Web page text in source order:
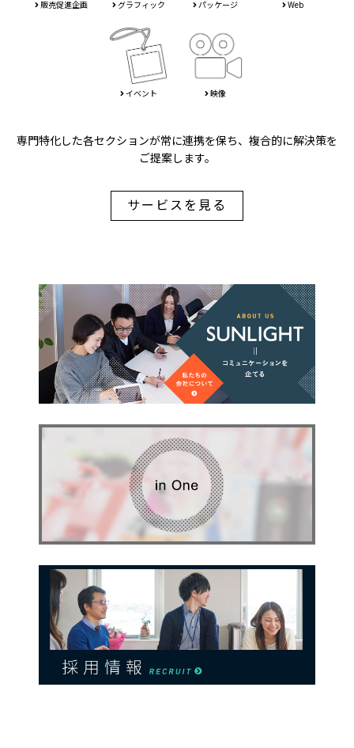
販売促進企画 グラフィック パッケージ Web
イベント 映像
専門特化した各セクションが常に連携を保ち、複合的に解決策を
ご提案します。
サービスを見る